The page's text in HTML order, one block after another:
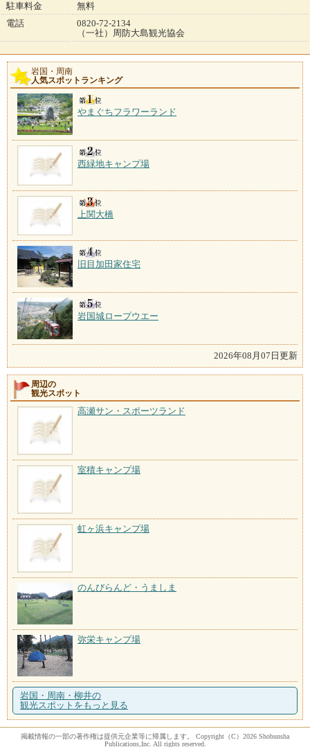
駐車料金
無料
電話
0820-72-2134
（一社）周防大島観光協会
岩国・周南
人気スポットランキング
やまぐちフラワーランド
西緑地キャンプ場
上関大橋
旧目加田家住宅
岩国城ロープウエー
2026年08月07日更新
周辺の
観光スポット
高瀬サン・スポーツランド
室積キャンプ場
虹ヶ浜キャンプ場
のんびらんど・うましま
弥栄キャンプ場
岩国・周南・柳井の
観光スポットをもっと見る
掲載情報の一部の著作権は提供元企業等に帰属します。 Copyright（C）2026 Shobunsha
Publications,Inc. All rights reserved.